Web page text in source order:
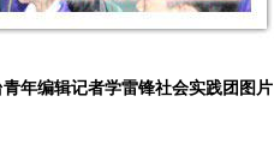
年编辑记者学雷锋社会实践团图片